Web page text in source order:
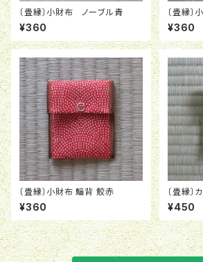
〔畳縁〕小財布 ノーブル青
¥360
〔畳縁〕
¥360
〔畳縁〕小財布 鯔背 鮫赤
¥360
〔畳縁〕
¥450